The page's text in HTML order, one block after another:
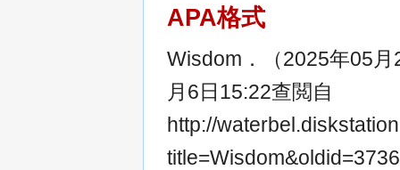
APA格式
Wisdom．（2025年05月
月6日15:22查閲自
http://